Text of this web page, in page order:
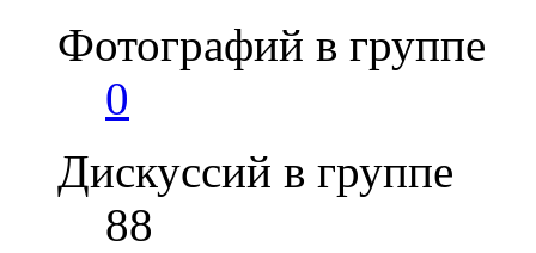
Фотографий в группе
0
Дискуссий в группе
88